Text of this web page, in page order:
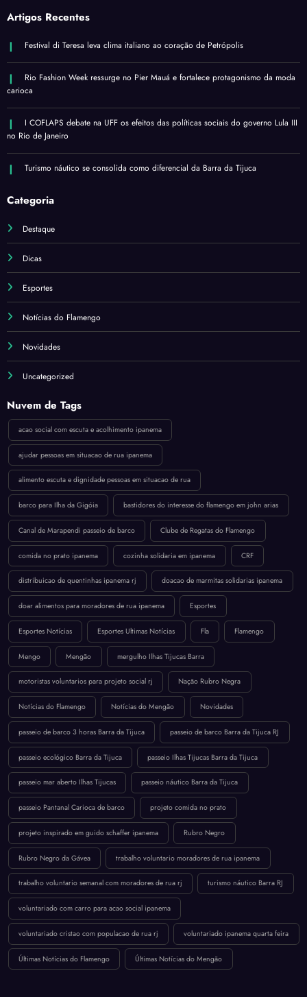
Artigos Recentes
Festival di Teresa leva clima italiano ao coração de Petrópolis
Rio Fashion Week ressurge no Pier Mauá e fortalece protagonismo da moda
carioca
I COFLAPS debate na UFF os efeitos das políticas sociais do governo Lula III
no Rio de Janeiro
Turismo náutico se consolida como diferencial da Barra da Tijuca
Categoria
Destaque
Dicas
Esportes
Notícias do Flamengo
Novidades
Uncategorized
Nuvem de Tags
acao social com escuta e acolhimento ipanema
ajudar pessoas em situacao de rua ipanema
alimento escuta e dignidade pessoas em situacao de rua
barco para Ilha da Gigóia bastidores do interesse do flamengo em john arias
Canal de Marapendi passeio de barco Clube de Regatas do Flamengo
comida no prato ipanema cozinha solidaria em ipanema CRF
distribuicao de quentinhas ipanema rj doacao de marmitas solidarias ipanema
doar alimentos para moradores de rua ipanema Esportes
Esportes Notícias Esportes Ultimas Notícias Fla Flamengo
Mengo Mengão mergulho Ilhas Tijucas Barra
motoristas voluntarios para projeto social rj Nação Rubro Negra
Notícias do Flamengo Notícias do Mengão Novidades
passeio de barco 3 horas Barra da Tijuca passeio de barco Barra da Tijuca RJ
passeio ecológico Barra da Tijuca passeio Ilhas Tijucas Barra da Tijuca
passeio mar aberto Ilhas Tijucas passeio náutico Barra da Tijuca
passeio Pantanal Carioca de barco projeto comida no prato
projeto inspirado em guido schaffer ipanema Rubro Negro
Rubro Negro da Gávea trabalho voluntario moradores de rua ipanema
trabalho voluntario semanal com moradores de rua rj turismo náutico Barra RJ
voluntariado com carro para acao social ipanema
voluntariado cristao com populacao de rua rj voluntariado ipanema quarta feira
Últimas Notícias do Flamengo Últimas Notícias do Mengão